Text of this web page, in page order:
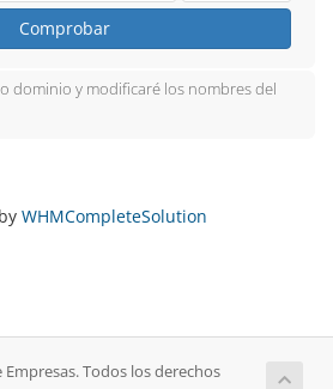
Comprobar
dominio y modificaré los nombres del
WHMCompleteSolution
Todos los derechos